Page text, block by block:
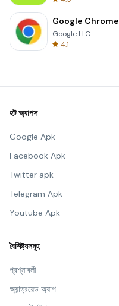
Google Chrome
Google LLC
4.1
হট অ্যাপস
Google Apk
Facebook Apk
Twitter apk
Telegram Apk
Youtube Apk
বৈশিষ্ট্যসমূহ
প্রশ্নাবলী
অ্যান্ড্রয়েড অ্যাপ